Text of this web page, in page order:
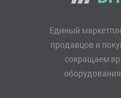
Единый
продавцов и
сокращаем